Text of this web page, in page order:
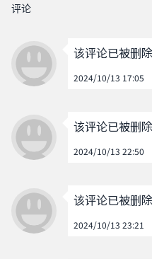
评论
该评论已被删除
2024/10/13 17:05
该评论已被删除
2024/10/13 22:50
该评论已被删除
2024/10/13 23:21